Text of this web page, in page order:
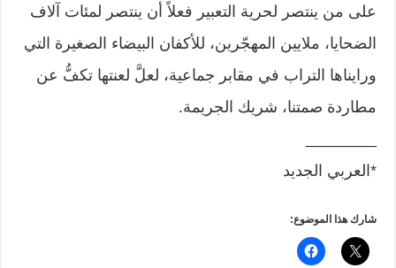
على من ينتصر لحرية التعبير فعلاً أن ينتصر لمئات آلاف
الضحايا، ملايين المهجّرين، للأكفان البيضاء الصغيرة التي
ورايناها التراب في مقابر جماعية، لعلَّ لعنتها تكفُّ عن
مطاردة صمتنا، شريك الجريمة.
*العربي الجديد
شارك هذا الموضوع: